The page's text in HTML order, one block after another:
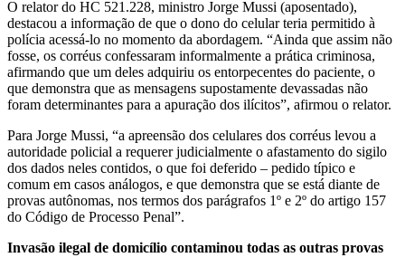
O relator do HC 521.228, ministro Jorge Mussi (aposentado),
destacou a informação de que o dono do celular teria permitido à
polícia acessá-lo no momento da abordagem. “Ainda que assim não
fosse, os corréus confessaram informalmente a prática criminosa,
afirmando que um deles adquiriu os entorpecentes do paciente, o
que demonstra que as mensagens supostamente devassadas não
foram determinantes para a apuração dos ilícitos”, afirmou o relator.
Para Jorge Mussi, “a apreensão dos celulares dos corréus levou a
autoridade policial a requerer judicialmente o afastamento do sigilo
dos dados neles contidos, o que foi deferido – pedido típico e
comum em casos análogos, e que demonstra que se está diante de
provas autônomas, nos termos dos parágrafos 1º e 2º do artigo 157
do Código de Processo Penal”.
Invasão ilegal de domicílio contaminou todas as outras provas